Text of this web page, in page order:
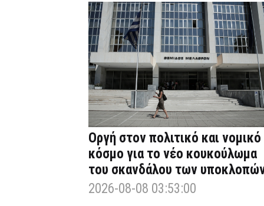
Οργή στον πολιτικό και νομικό
κόσμο για το νέο κουκούλωμα
του σκανδάλου των
2026-08-08 03:53:00